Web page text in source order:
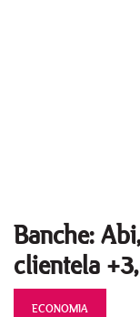
Banche:
clientela
ECONOMIA